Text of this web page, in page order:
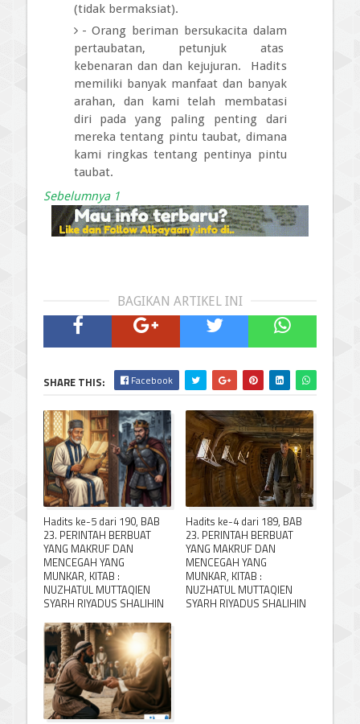
(tidak bermaksiat).
- Orang beriman bersukacita dalam
pertaubatan, petunjuk atas
kebenaran dan dan kejujuran. Hadits
memiliki banyak manfaat dan banyak
arahan, dan kami telah membatasi
diri pada yang paling penting dari
mereka tentang pintu taubat, dimana
kami ringkas tentang pentinya pintu
taubat.
Sebelumnya 1
BAGIKAN ARTIKEL INI
SHARE THIS: Facebook
Hadits ke-5 dari 190, BAB
23. PERINTAH BERBUAT
YANG MAKRUF DAN
MENCEGAH YANG
MUNKAR, KITAB :
NUZHATUL MUTTAQIEN
SYARH RIYADUS SHALIHIN
Hadits ke-4 dari 189, BAB
23. PERINTAH BERBUAT
YANG MAKRUF DAN
MENCEGAH YANG
MUNKAR, KITAB :
NUZHATUL MUTTAQIEN
SYARH RIYADUS SHALIHIN